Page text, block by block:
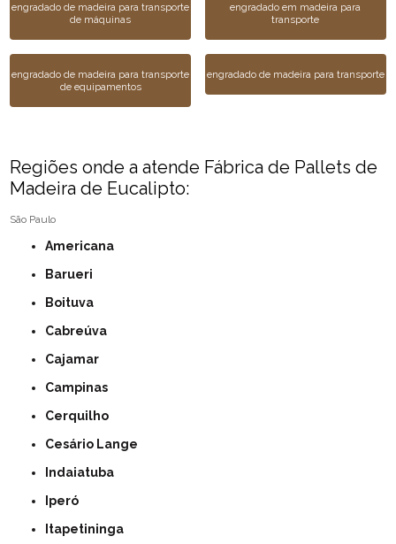
engradado de madeira para transporte
de máquinas
engradado em madeira para
transporte
engradado de madeira para transporte
de equipamentos
engradado de madeira para transporte
Regiões onde a atende Fábrica de Pallets de
Madeira de Eucalipto:
São Paulo
Americana
Barueri
Boituva
Cabreúva
Cajamar
Campinas
Cerquilho
Cesário Lange
Indaiatuba
Iperó
Itapetininga